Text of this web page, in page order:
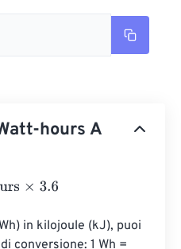
hours A
in kilojoule (kJ), puoi
conversione: 1 Wh =